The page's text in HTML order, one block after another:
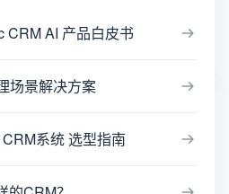
CRM AI 产品白皮书
场景解决方案
系统 选型指南